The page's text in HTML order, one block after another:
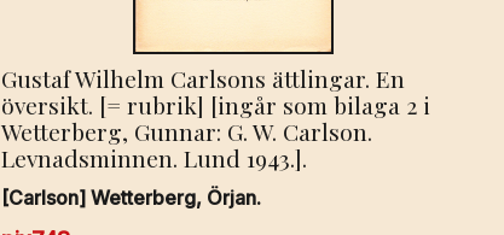
Gustaf Wilhelm Carlsons ättlingar. En
översikt. [= rubrik] [ingår som bilaga 2 i
Wetterberg, Gunnar: G. W. Carlson.
Levnadsminnen. Lund 1943.].
[Carlson] Wetterberg, Örjan.